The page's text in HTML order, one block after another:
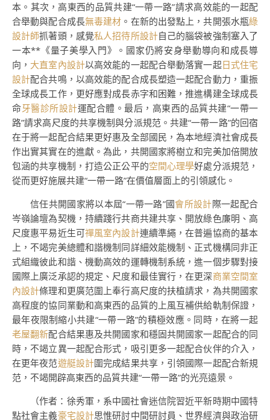
本。其次，高東西的品質共建“一帶一路”請求高效能的一起配
合舉動與配合成長無毒建材 。在新的出發點上，共開張水瓶綠
設計師抓著頭，感覺私人招待所設計自己的腦袋被強制塞入了
一本**《量子美學入門》。國家仍將安身舉動導向和成長導
向， 大直室內設計以高效能的一起配合舉動落實一起日式住宅
設計配合共鳴，以高效能的配合成長塑造一起配合動力，重振
全球成長工作，更好應對成長赤字和困難，推進構建全球成長
命牙醫診所設計運配合體。最后，高東西的品質共建“一帶一
路”請求高尺度的共享機制與分派規范。共建“一帶一路”的回宿
在于將一起配合結果更好惠及全部國民，為本地經濟社會成長
作出實其實在的進獻。為此，共開國家將樹立和完美加倍開放
包涵的共享機制，打造公正公平的空間心理學好處分派規范，
從而更好施展共建“一帶一路”在價值層面上的引領感化。
信任共開國家將以本屆“一帶一路”國會所設計際一起配合
岑嶺論壇為契機，持續踐行共商共建共享、開放綠色廉明、高
尺度惠平易近生可禪風室內設計連續準繩，在普遍協商的基本
上，不竭完美總體和諧機制同詳細效能機制、正式機構同非正
式組織彼此和諧、機動高效的運轉機制系統，進一個步驟對接
國際上廣泛承認的規定、尺度和最佳實行，在更深商業空間室
內設計條理和更廣范圍上奉行高尺度的扶植請求，為共開國家
高程度的協同業動和高東西的品質的上風互補供給軌制保證，
最年夜限制縮小共建“一帶一路”的積極效應。同時，在將一起
老屋翻新配合結果惠及共開國家和穩固共開國家一起配合的同
時，不竭立異一起配合形式，吸引更多一起配合伙伴的介入，
在更年夜范遊艇設計圍完成結果共享，引領國際一起配合新規
范，不竭開辟高東西的品質共建“一帶一路”的光亮遠景。
（作者：徐秀軍，系中國社會迷信院習近平新時期中國特
點社會主義豪宅設計思惟研討中間研討員、世界經濟與政治研